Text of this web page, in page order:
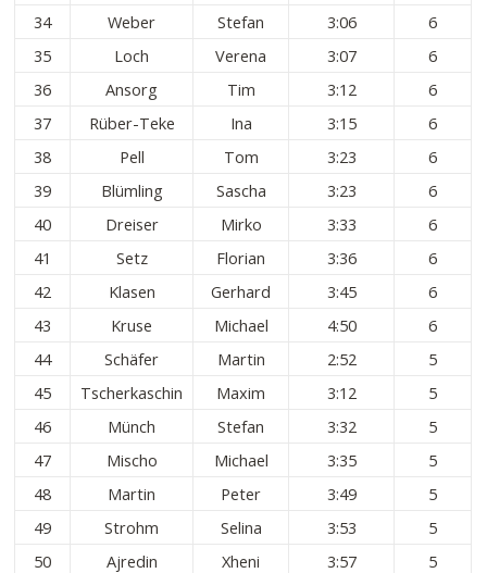
34
Weber Stefan 3:06
6
35
Loch Verena 3:07
6
36
Ansorg Tim 3:12
6
37
Rüber-Teke Ina 3:15
6
38
Pell Tom 3:23
6
39
Blümling Sascha 3:23
6
40
Dreiser Mirko 3:33
6
41
Setz Florian 3:36
6
42
Klasen Gerhard 3:45
6
43
Kruse Michael 4:50
6
44
Schäfer Martin 2:52
5
45
Tscherkaschin Maxim 3:12
5
46
Münch Stefan 3:32
5
47
Mischo Michael 3:35
5
48
Martin Peter 3:49
5
49
Strohm Selina 3:53
5
50
Ajredin Xheni 3:57
5